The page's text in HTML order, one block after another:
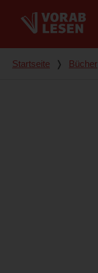
Du bist hier
Startseite ❭ Bücher